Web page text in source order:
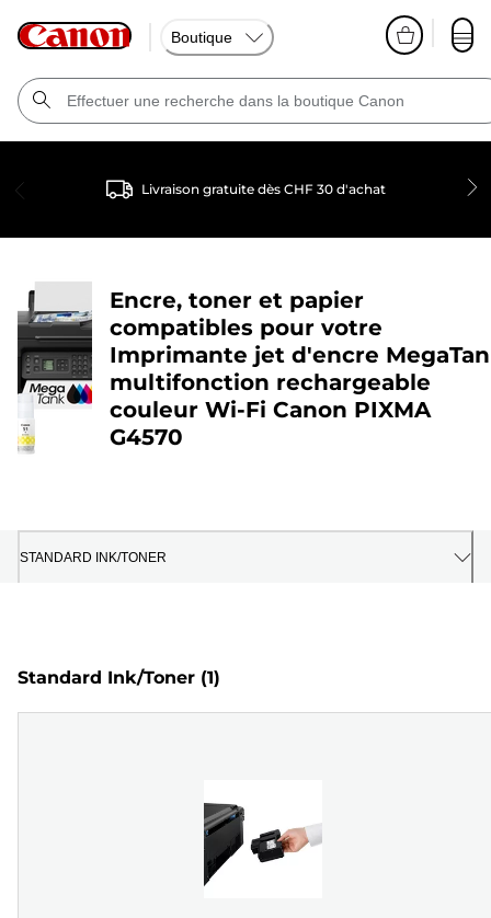
Boutique
Livraison gratuite dès CHF 30 d'achat
Encre, toner et papier
compatibles pour votre
Imprimante jet d'encre
multifonction rechargeable
couleur Wi-Fi Canon PIXMA
G4570
STANDARD INK/TONER
Standard Ink/Toner (1)